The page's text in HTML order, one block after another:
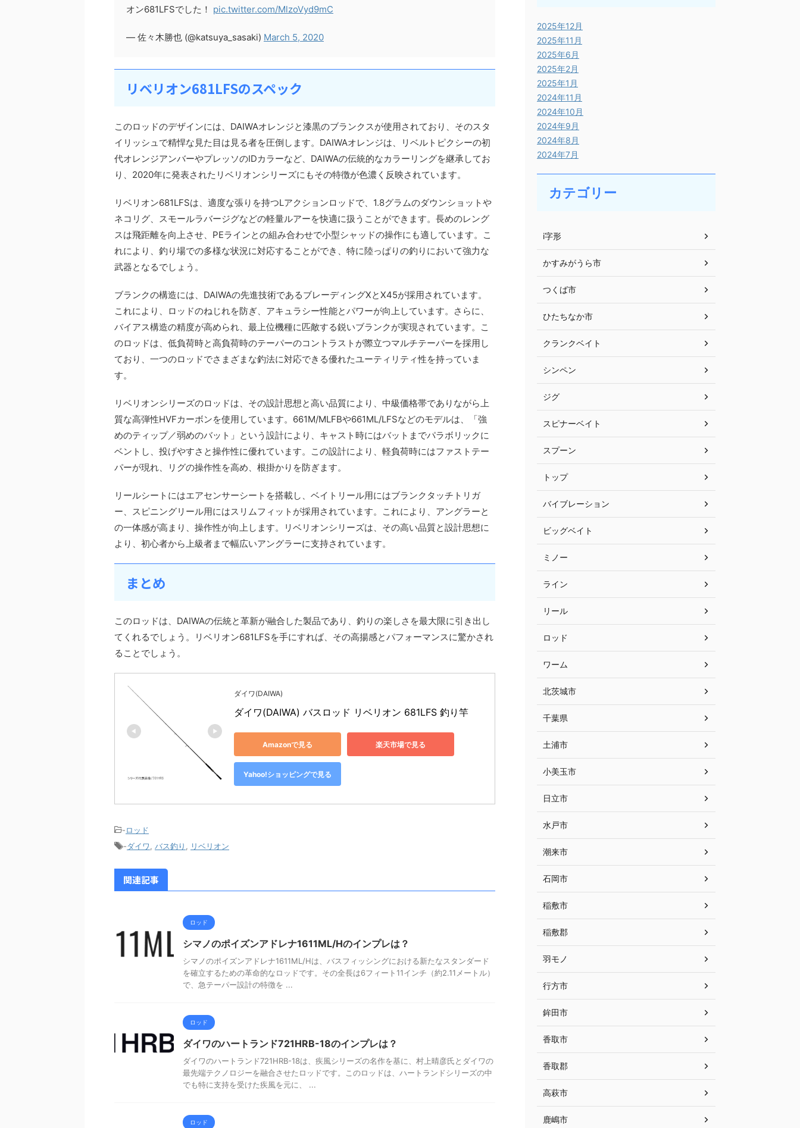
オン681LFSでした！ pic.twitter.com/MlzoVyd9mC
— 佐々木勝也 (@katsuya_sasaki) March 5, 2020
リベリオン681LFSのスペック
このロッドのデザインには、DAIWAオレンジと漆黒のブランクスが使用されており、そのスタ
イリッシュで精悍な見た目は見る者を圧倒します。DAIWAオレンジは、リベルトピクシーの初
代オレンジアンバーやプレッソのIDカラーなど、DAIWAの伝統的なカラーリングを継承してお
り、2020年に発表されたリベリオンシリーズにもその特徴が色濃く反映されています。
リベリオン681LFSは、適度な張りを持つLアクションロッドで、1.8グラムのダウンショットや
ネコリグ、スモールラバージグなどの軽量ルアーを快適に扱うことができます。長めのレング
スは飛距離を向上させ、PEラインとの組み合わせで小型シャッドの操作にも適しています。こ
れにより、釣り場での多様な状況に対応することができ、特に陸っぱりの釣りにおいて強力な
武器となるでしょう。
ブランクの構造には、DAIWAの先進技術であるブレーディングXとX45が採用されています。
これにより、ロッドのねじれを防ぎ、アキュラシー性能とパワーが向上しています。さらに、
バイアス構造の精度が高められ、最上位機種に匹敵する鋭いブランクが実現されています。こ
のロッドは、低負荷時と高負荷時のテーパーのコントラストが際立つマルチテーパーを採用し
ており、一つのロッドでさまざまな釣法に対応できる優れたユーティリティ性を持っていま
す。
リベリオンシリーズのロッドは、その設計思想と高い品質により、中級価格帯でありながら上
質な高弾性HVFカーボンを使用しています。661M/MLFBや661ML/LFSなどのモデルは、「強
めのティップ／弱めのバット」という設計により、キャスト時にはバットまでパラボリックに
ベントし、投げやすさと操作性に優れています。この設計により、軽負荷時にはファストテー
パーが現れ、リグの操作性を高め、根掛かりを防ぎます。
リールシートにはエアセンサーシートを搭載し、ベイトリール用にはブランクタッチトリガ
ー、スピニングリール用にはスリムフィットが採用されています。これにより、アングラーと
の一体感が高まり、操作性が向上します。リベリオンシリーズは、その高い品質と設計思想に
より、初心者から上級者まで幅広いアングラーに支持されています。
まとめ
このロッドは、DAIWAの伝統と革新が融合した製品であり、釣りの楽しさを最大限に引き出し
てくれるでしょう。リベリオン681LFSを手にすれば、その高揚感とパフォーマンスに驚かされ
ることでしょう。
ダイワ(DAIWA)
ダイワ(DAIWA) バスロッド リベリオン 681LFS 釣り竿
Amazonで見る 楽天市場で見る
Yahoo!ショッピングで見る
-ロッド
-ダイワ, バス釣り , リベリオン
関連記事
ロッド
シマノのポイズンアドレナ1611ML/Hのインプレは？
シマノのポイズンアドレナ1611ML/Hは、バスフィッシングにおける新たなスタンダード
を確立するための革命的なロッドです。その全長は6フィート11インチ（約2.11メートル）
で、急テーパー設計の特徴を ...
ロッド
ダイワのハートランド721HRB-18のインプレは？
ダイワのハートランド721HRB-18は、疾風シリーズの名作を基に、村上晴彦氏とダイワの
最先端テクノロジーを融合させたロッドです。このロッドは、ハートランドシリーズの中
でも特に支持を受けた疾風を元に、 ...
ロッド
2025年12月
2025年11月
2025年6月
2025年2月
2025年1月
2024年11月
2024年10月
2024年9月
2024年8月
2024年7月
カテゴリー
i字形
かすみがうら市
つくば市
ひたちなか市
クランクベイト
シンペン
ジグ
スピナーベイト
スプーン
トップ
バイブレーション
ビッグベイト
ミノー
ライン
リール
ロッド
ワーム
北茨城市
千葉県
土浦市
小美玉市
日立市
水戸市
潮来市
石岡市
稲敷市
稲敷郡
羽モノ
行方市
鉾田市
香取市
香取郡
高萩市
鹿嶋市